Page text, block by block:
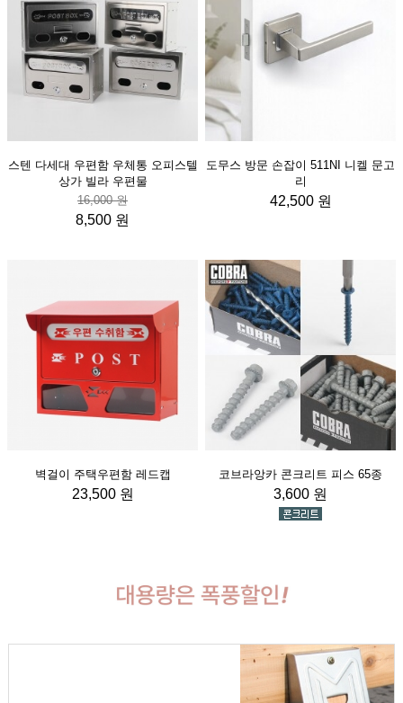
스텐 다세대 우편함 우체통 오피스텔
상가 빌라 우편물
16,000 원
8,500 원
도무스 방문 손잡이 511NI 니켈 문고
리
42,500 원
벽걸이 주택우편함 레드캡
23,500 원
코브라앙카 콘크리트 피스 65종
3,600 원